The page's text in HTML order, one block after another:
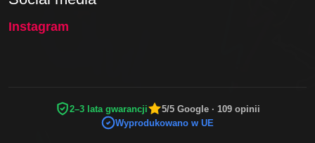
Instagram
2–3 lata gwarancji
5/5 Google · 109 opinii
Wyprodukowano w UE